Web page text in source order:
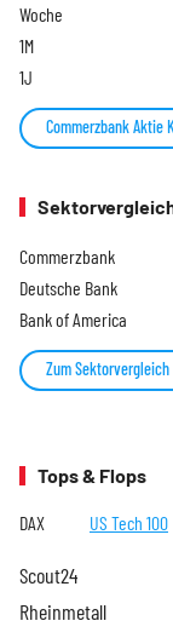
Woche
1M
1J
Commerzbank Aktie
Commerzbank
Deutsche Bank
Bank of America
Zum Sektorvergleich
Tops & Flops
DAX US Tech 100
Scout24
Rheinmetall